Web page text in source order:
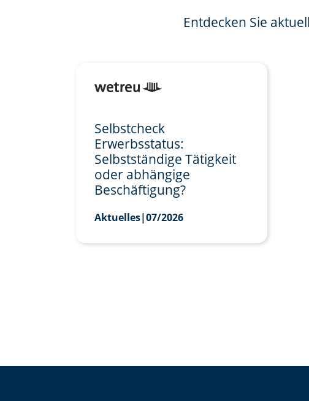
Entdecken Sie
Selbstcheck
Erwerbsstatus:
Selbstständige Tätigkeit
oder abhängige
Beschäftigung?
Aktuelles|07/2026